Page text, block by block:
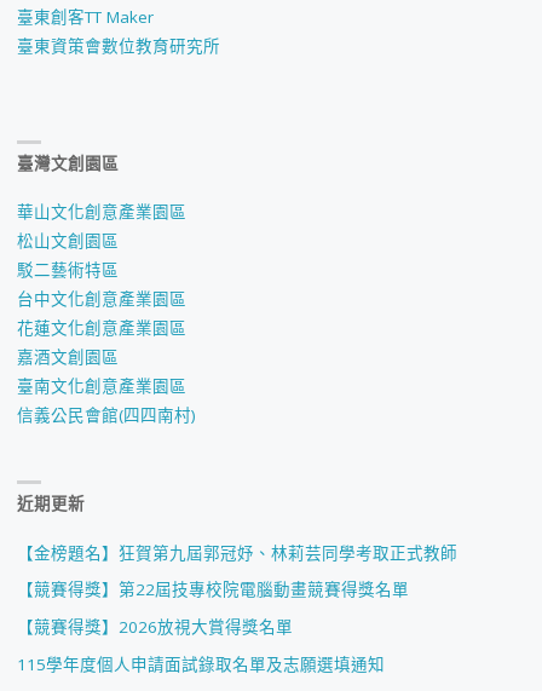
臺東創客TT Maker
臺東資策會數位教育研究所
臺灣文創園區
華山文化創意產業園區
松山文創園區
駁二藝術特區
台中文化創意產業園區
花蓮文化創意產業園區
嘉酒文創園區
臺南文化創意產業園區
信義公民會館(四四南村)
近期更新
【金榜題名】狂賀第九屆郭冠妤、林莉芸同學考取正式教師
【競賽得獎】第22屆技專校院電腦動畫競賽得獎名單
【競賽得獎】2026放視大賞得獎名單
115學年度個人申請面試錄取名單及志願選填通知